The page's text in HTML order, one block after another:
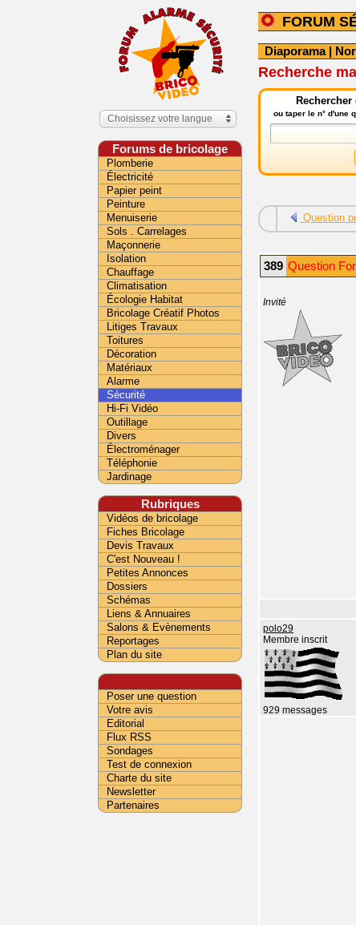
FORUM
Diaporama|
Recherche
ou taper le n° d'une
Question
389 Question
Invité
polo29
Membre inscrit
929 messages
Choisissez votre langue
Forums de bricolage
Plomberie
Électricité
Papier peint
Peinture
Menuiserie
Sols . Carrelages
Maçonnerie
Isolation
Chauffage
Climatisation
Écologie Habitat
Bricolage Créatif Photos
Litiges Travaux
Toitures
Décoration
Matériaux
Alarme
Sécurité
Hi-Fi Vidéo
Outillage
Divers
Électroménager
Téléphonie
Jardinage
Rubriques
Vidéos de bricolage
Fiches Bricolage
Devis Travaux
C'est Nouveau !
Petites Annonces
Dossiers
Schémas
Liens & Annuaires
Salons & Evènements
Reportages
Plan du site
Poser une question
Votre avis
Editorial
Flux RSS
Sondages
Test de connexion
Charte du site
Newsletter
Partenaires